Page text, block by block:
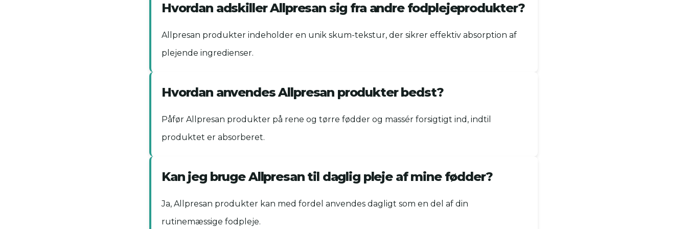
Hvordan adskiller Allpresan sig fra andre fodplejeprodukter?
Allpresan produkter indeholder en unik skum-tekstur, der sikrer effektiv absorption af
plejende ingredienser.
Hvordan anvendes Allpresan produkter bedst?
Påfør Allpresan produkter på rene og tørre fødder og massér forsigtigt ind, indtil
produktet er absorberet.
Kan jeg bruge Allpresan til daglig pleje af mine fødder?
Ja, Allpresan produkter kan med fordel anvendes dagligt som en del af din
rutinemæssige fodpleje.